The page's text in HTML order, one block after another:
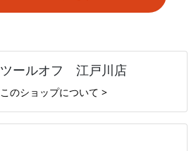
ツールオフ 江戸川店
このショップについて >